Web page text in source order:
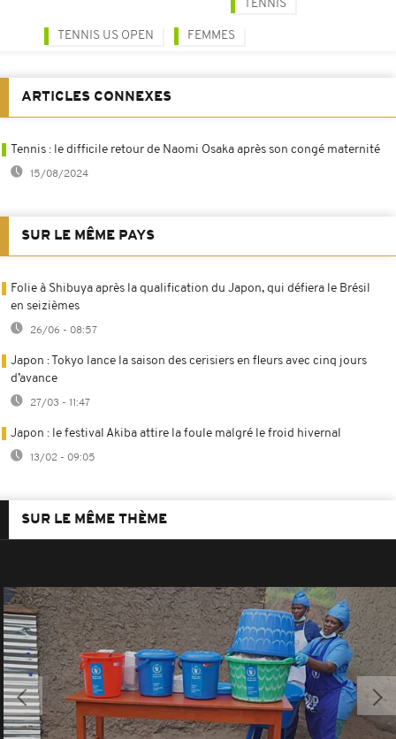
TENNIS
TENNIS US OPEN FEMMES
ARTICLES CONNEXES
Tennis : le difficile retour de Naomi Osaka après son congé maternité
15/08/2024
SUR LE MÊME PAYS
Folie à Shibuya après la qualification du Japon, qui défiera le Brésil
en seizièmes
26/06 - 08:57
Japon : Tokyo lance la saison des cerisiers en fleurs avec cinq jours
d’avance
27/03 - 11:47
Japon : le festival Akiba attire la foule malgré le froid hivernal
13/02 - 09:05
SUR LE MÊME THÈME